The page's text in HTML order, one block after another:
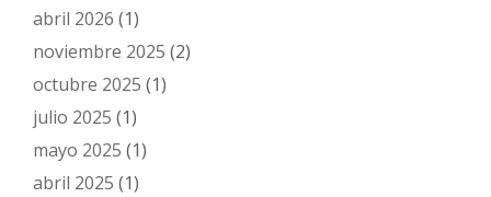
abril 2026 (1)
noviembre 2025 (2)
octubre 2025 (1)
julio 2025 (1)
mayo 2025 (1)
abril 2025 (1)